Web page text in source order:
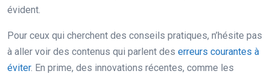
évident.
Pour ceux qui cherchent des conseils pratiques, n’hésite pas
à aller voir des contenus qui parlent des erreurs courantes à
éviter. En prime, des innovations récentes, comme les